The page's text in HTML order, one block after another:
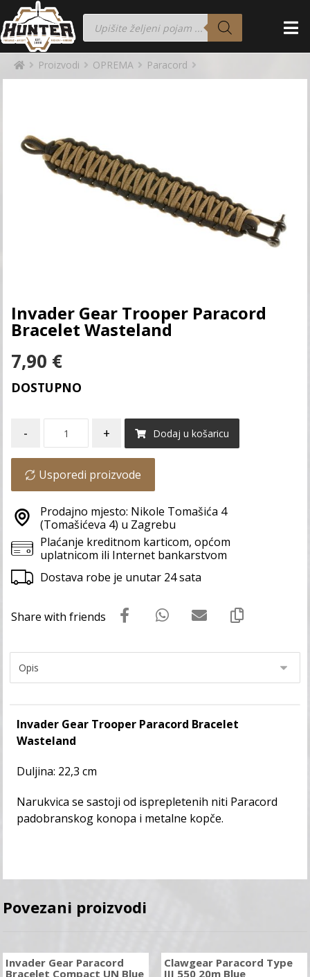
Proizvodi OPREMA Paracord
Invader Gear Trooper Paracord
Bracelet Wasteland
7,90 €
DOSTUPNO
- + Dodaj u košaricu
Usporedi proizvode
Prodajno mjesto: Nikole Tomašića 4
(Tomašićeva 4) u Zagrebu
Plaćanje kreditnom karticom, općom
uplatnicom ili Internet bankarstvom
Dostava robe je unutar 24 sata
Invader Gear Trooper Paracord Bracelet
Wasteland
Duljina: 22,3 cm
Narukvica se sastoji od isprepletenih niti Paracord
padobranskog konopa i metalne kopče.
Povezani proizvodi
Invader Gear Paracord
Bracelet Compact UN Blue
Clawgear Paracord Type
III 550 20m Blue